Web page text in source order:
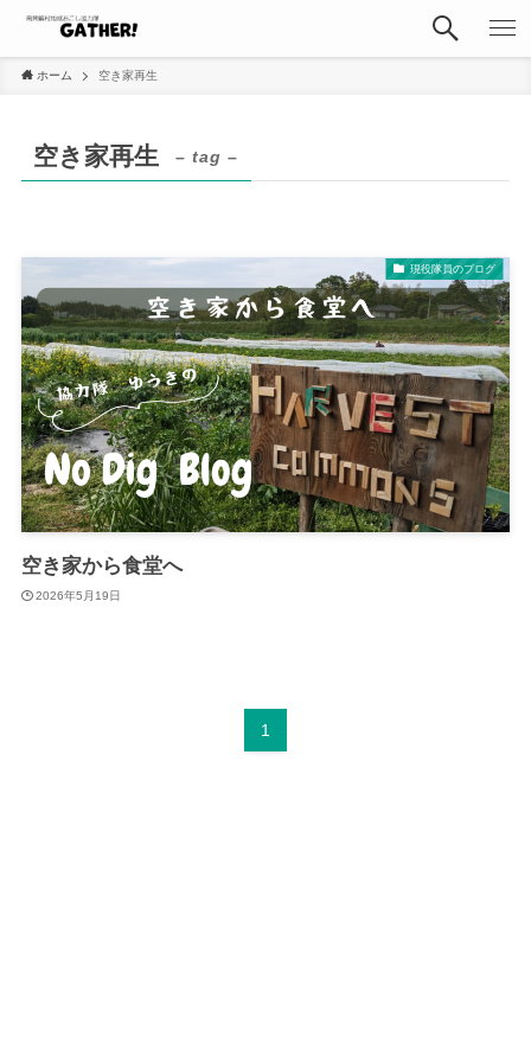
ホーム 空き家再生
空き家再生 – tag –
現役隊員のブログ
空き家から食堂へ
2026年5月19日
1